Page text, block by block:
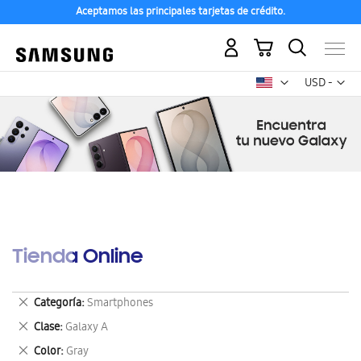
Aceptamos las principales tarjetas de crédito.
USD -
dólar
Mi carrito
Tienda Online
Categoría Smartphones
Eliminar
este
artículo
Clase Galaxy A
Eliminar
este
Color Gray
Eliminar